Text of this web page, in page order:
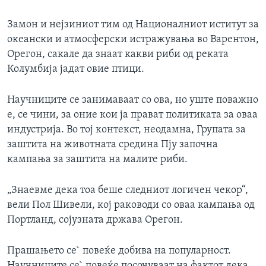
Замон и нејзиниот тим од Националниот иститут за
океански и атмосферски истражувања во Варентон,
Орегон, сакале да знаат какви риби од реката
Колумбија јадат овие птици.
Научниците се занимаваат со ова, но уште поважно
е, се чини, за оние кои ја прават политиката за оваа
индустрија. Во тој контекст, неодамна, Групата за
заштита на животната средина Пју започна
кампања за заштита на малите риби.
„Знаевме дека тоа беше следниот логичен чекор“,
вели Пол Шивели, кој раководи со оваа кампања од
Портланд, сојузната држава Орегон.
Прашањето се` повеќе добива на популарност.